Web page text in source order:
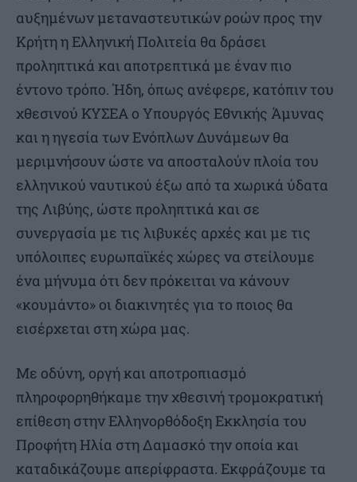
αυξημένων μεταναστευτικών ροών προς την
Κρήτη η Ελληνική Πολιτεία θα δράσει
προληπτικά και αποτρεπτικά με έναν πιο
έντονο τρόπο. Ήδη, όπως ανέφερε, κατόπιν του
χθεσινού ΚΥΣΕΑ ο Υπουργός Εθνικής Άμυνας
και η ηγεσία των Ενόπλων Δυνάμεων θα
μεριμνήσουν ώστε να αποσταλούν πλοία του
ελληνικού ναυτικού έξω από τα χωρικά ύδατα
της Λιβύης, ώστε προληπτικά και σε
συνεργασία με τις λιβυκές αρχές και με τις
υπόλοιπες ευρωπαϊκές χώρες να στείλουμε
ένα μήνυμα ότι δεν πρόκειται να κάνουν
«κουμάντο» οι διακινητές για το ποιος θα
εισέρχεται στη χώρα μας.
Με οδύνη, οργή και αποτροπιασμό
πληροφορηθήκαμε την χθεσινή τρομοκρατική
επίθεση στην Ελληνορθόδοξη Εκκλησία του
Προφήτη Ηλία στη Δαμασκό την οποία και
καταδικάζουμε απερίφραστα. Εκφράζουμε τα